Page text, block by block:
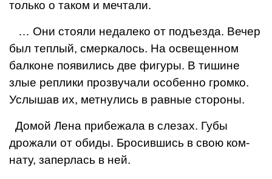
только о таком и меч­тали.
… Они стояли недалеко от подъезда. Вечер
был теплый, смеркалось. На освещенном
балконе появились две фигуры. В тишине
злые реплики прозвучали особенно громко.
Услышав их, метнулись в равные стороны.
Домой Лена прибежала в слезах. Губы
дрожали от обиды. Бросившись в свою ком­
нату, заперлась в ней.